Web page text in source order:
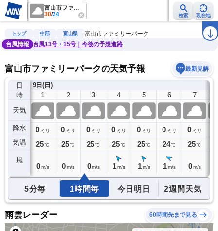
富山市ファミリーパーク
30/24 検索 現在地
雨雲レーダー 台風情報 地震情報 警報・注意報 ラ
トップ 中部 富山県
富山市ファミリーパーク
台風情報
台風13号・15号｜今後の予想進路
富山市ファミリーパークの天気予報 最新見解
日
時
天気
降水
気温
風
9日(日)
0
0ミリ
25℃
1
0 ミリ
25℃
0 m/s
2
0 ミリ
25℃
0 m/s
3
0 ミリ
25℃
0 m/s
4
0 ミリ
25℃
1 m/s
5
0 ミリ
25℃
1 m/s
6
0 ミリ
24℃
1 m/s
7
0 ミリ
25℃
0 m/s
5分毎 1時間毎 今日明日 2週間天気
雨雲レーダー 60時間先まで見る